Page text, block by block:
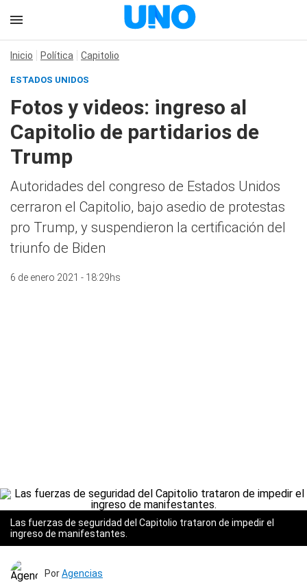
Inicio Política Capitolio
ESTADOS UNIDOS
Fotos y videos: ingreso al
Capitolio de partidarios de
Trump
Autoridades del congreso de Estados Unidos
cerraron el Capitolio, bajo asedio de protestas
pro Trump, y suspendieron la certificación del
triunfo de Biden
6 de enero 2021 - 18:29hs
Las fuerzas de seguridad del Capitolio trataron de impedir el
ingreso de manifestantes.
PorAgencias